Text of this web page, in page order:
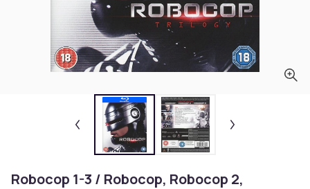
Robocop 1-3 / Robocop, Robocop 2,